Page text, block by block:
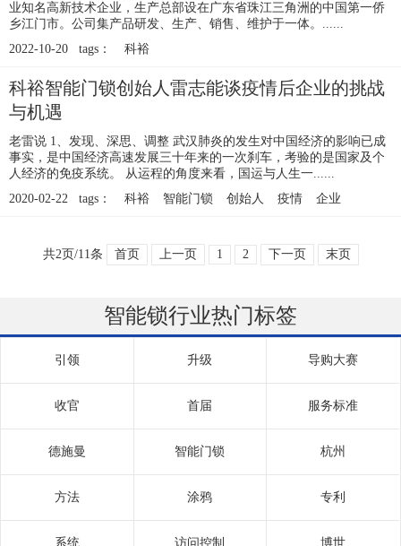
业知名高新技术企业，生产总部设在广东省珠江三角洲的中国第一侨
乡江门市。公司集产品研发、生产、销售、维护于一体。......
2022-10-20 tags：
科裕
科裕智能门锁创始人雷志能谈疫情后企业的挑战
与机遇
老雷说 1、发现、深思、调整 武汉肺炎的发生对中国经济的影响已成
事实，是中国经济高速发展三十年来的一次刹车，考验的是国家及个
人经济的免疫系统。 从运程的角度来看，国运与人生一......
2020-02-22 tags：
科裕 智能门锁 创始人 疫情 企业
共2页/11条 首页 上一页 1 2 下一页 末页
智能锁行业热门标签
引领 升级 导购大赛
收官 首届 服务标准
德施曼 智能门锁 杭州
方法 涂鸦 专利
系统 访问控制 博世